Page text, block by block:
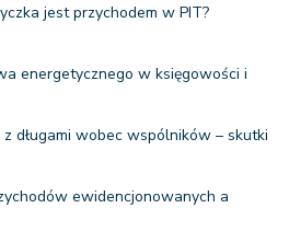
jest przychodem w PIT?
energetycznego w księgowości i
z długami wobec wspólników – skutki
ewidencjonowanych a